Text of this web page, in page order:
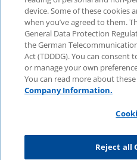
Consulting
device. Some of these cookies
when you’ve agreed to them.
General Data Protection
the German
Act (TDDDG). You can
or manage your own
You can read more about
Company Information.
Reject all